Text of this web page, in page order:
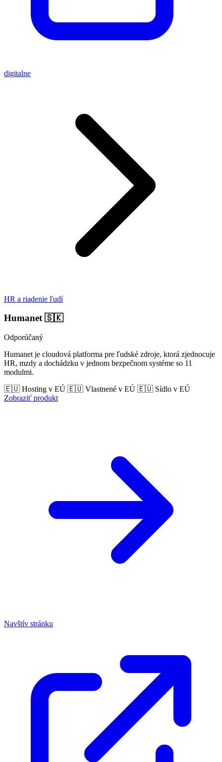
digitalne
HR a riadenie ľudí
Humanet🇸🇰
Odporúčaný
Humanet je cloudová platforma pre ľudské zdroje, ktorá zjednocuje
HR, mzdy a dochádzku v jednom bezpečnom systéme so 11
modulmi.
🇪🇺 Hosting v EÚ 🇪🇺 Vlastnené v EÚ 🇪🇺 Sídlo v EÚ
Zobraziť produkt
Navštív stránku